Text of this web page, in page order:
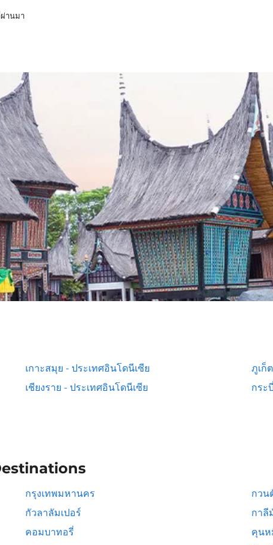
านมา
เกาะสมุย - ประเทศอินโดนีเซีย
ภูเก็
เชียงราย - ประเทศอินโดนีเซีย
กระ
กรุงเทพมหานคร
กวน
กัวลาลัมเปอร์
กาลี
คอมบาทอรี่
คุนห